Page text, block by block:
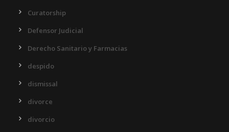
Curatorship
Defensor Judicial
Derecho Sanitario y Farmacias
despido
dismissal
divorce
divorcio